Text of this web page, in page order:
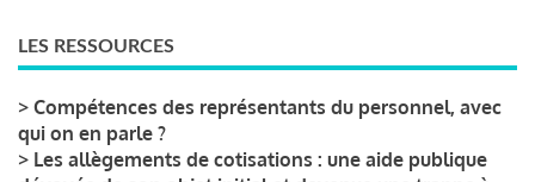
LES RESSOURCES
> Compétences des représentants du personnel, avec
qui on en parle ?
> Les allègements de cotisations : une aide publique